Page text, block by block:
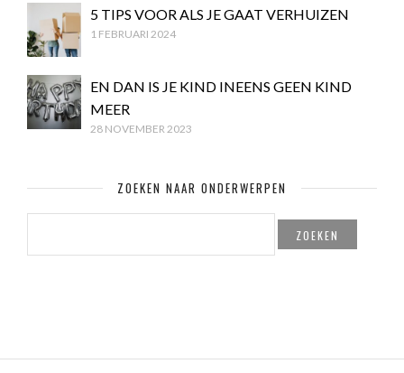
5 TIPS VOOR ALS JE GAAT VERHUIZEN
1 FEBRUARI 2024
EN DAN IS JE KIND INEENS GEEN KIND
MEER
28 NOVEMBER 2023
ZOEKEN NAAR ONDERWERPEN
ZOEKEN